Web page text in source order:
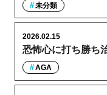
未分類
恐怖心に打ち勝ち
2026.02.15
AGA